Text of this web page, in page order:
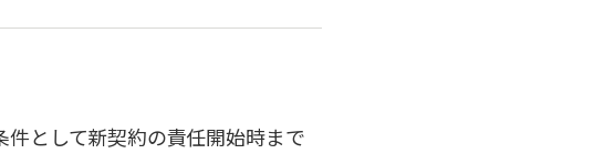
として新契約の責任開始時まで